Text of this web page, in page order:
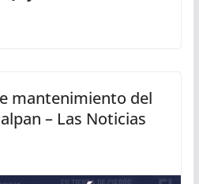
mantenimiento del
– Las Noticias